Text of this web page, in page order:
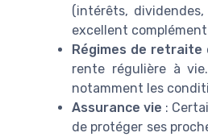
(intérêts,
excellent
Régimes de retraite
rente régulière à
notamment les
Assurance vie :
de protéger ses